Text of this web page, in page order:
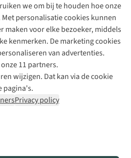
we om bij te houden hoe onze
personalisatie cookies kunnen
maken voor elke bezoeker, middels
kenmerken. De marketing cookies
van advertenties.
11 partners.
wijzigen. Dat kan via de cookie
pagina's.
Privacy policy